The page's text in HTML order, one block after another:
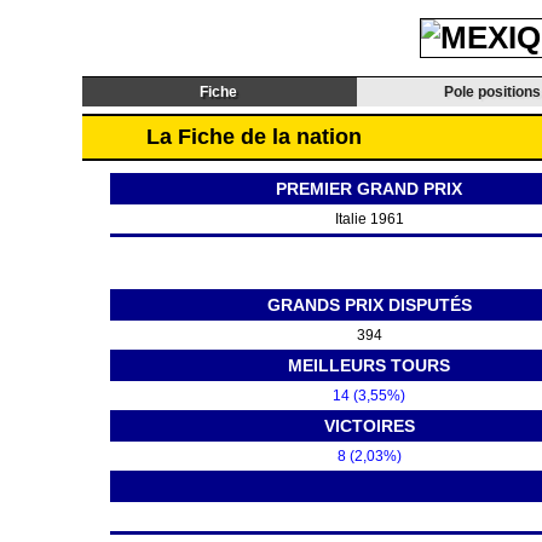
Fiche Pole positions
La Fiche de la nation
PREMIER GRAND PRIX
Italie 1961
GRANDS PRIX DISPUTÉS
394
MEILLEURS TOURS
14 (3,55%)
VICTOIRES
8 (2,03%)